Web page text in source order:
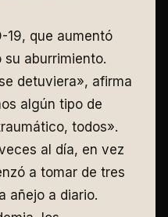
19, que aumentó
aburrimiento.
detuviera», afirma
algún tipo de
todos».
al día, en vez
a tomar de tres
añejo a diario.